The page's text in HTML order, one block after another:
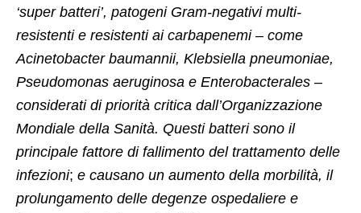
‘super batteri’, patogeni Gram-negativi multi-
resistenti e resistenti ai carbapenemi – come
Acinetobacter baumannii, Klebsiella pneumoniae,
Pseudomonas aeruginosa e Enterobacterales –
considerati di priorità critica dall’Organizzazione
Mondiale della Sanità. Questi batteri sono il
principale fattore di fallimento del trattamento delle
infezioni; e causano un aumento della morbilità, il
prolungamento delle degenze ospedaliere e